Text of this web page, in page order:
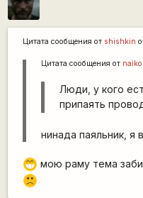
Цитата сообщения от shishkin
Цитата сообщения от
Люди, у кого
припаять
нинада паяльник, я
;D мою раму тема
:(